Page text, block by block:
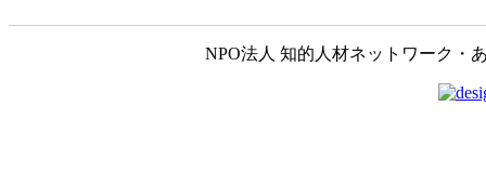
NPO法人 知的人材ネットワーク・